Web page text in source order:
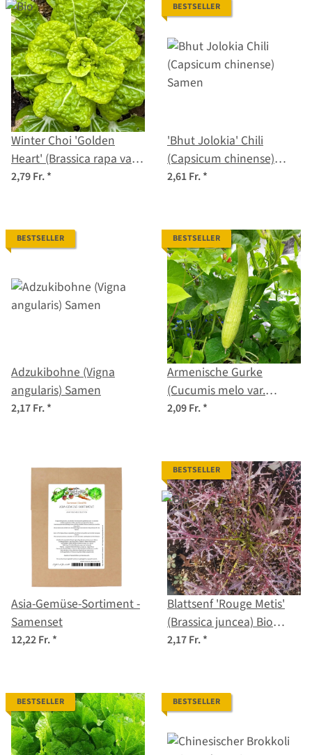
Winter Choi 'Golden
Heart' (Brassica rapa var.
chinensis) Bio-Saatgut
2,79 Fr.*
BESTSELLER
'Bhut Jolokia' Chili
(Capsicum chinense)
Samen
2,61 Fr.*
BESTSELLER
Adzukibohne (Vigna
angularis) Samen
2,17 Fr.*
BESTSELLER
Armenische Gurke
(Cucumis melo var.
flexuosus) Samen
2,09 Fr.*
Asia-Gemüse-Sortiment -
Samenset
12,22 Fr.*
BESTSELLER
Blattsenf 'Rouge Metis'
(Brassica juncea) Bio
Saatgut
2,17 Fr.*
BESTSELLER BESTSELLER